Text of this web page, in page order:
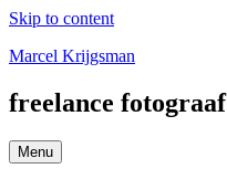
Skip to content
Marcel Krijgsman
freelance fotograaf
Menu